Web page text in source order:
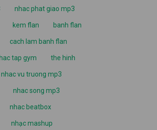
nhac phat giao mp3
kem flan banh flan
cach lam banh flan
tap gym the hinh
nhac vu truong mp3
nhac song mp3
nhac beatbox
nhạc mashup